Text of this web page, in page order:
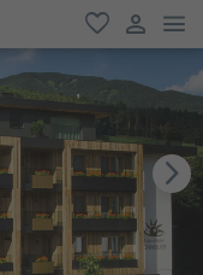
favoriti
user link